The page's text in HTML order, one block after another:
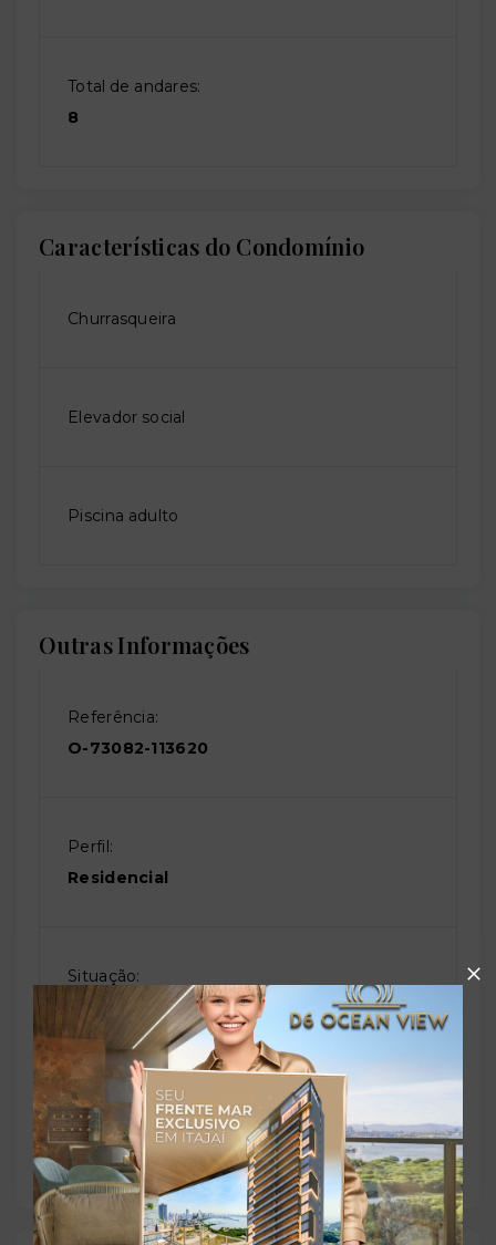
Total de andares:
8
Características do Condomínio
Churrasqueira
Elevador social
Piscina adulto
Outras Informações
Referência:
O-73082-113620
Perfil:
Residencial
Situação:
Em construção
Previsão de entrega:
31/12/2027